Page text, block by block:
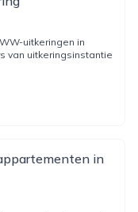
uitkeringen in
van uitkeringsinstantie
in